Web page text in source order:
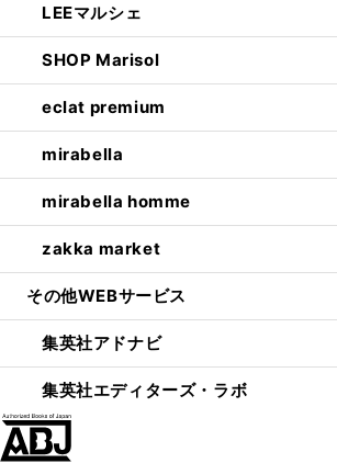
LEEマルシェ
SHOP Marisol
eclat premium
mirabella
mirabella homme
zakka market
その他WEBサービス
集英社アドナビ
集英社エディターズ・ラボ